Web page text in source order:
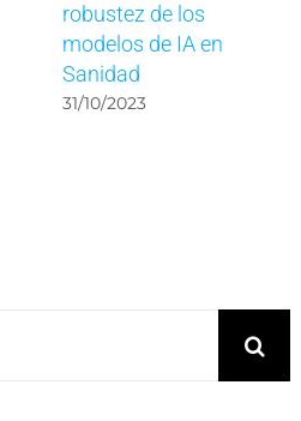
robustez de los
modelos de IA en
Sanidad
31/10/2023